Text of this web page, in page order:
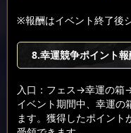
※報酬はイベント終了後
8.幸運競争ポイント報
入口：フェス→幸運の箱
イベント期間中、幸運の
ます。獲得したポイン